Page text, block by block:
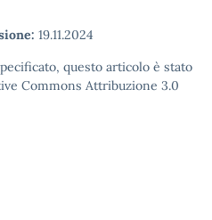
19.11.2024
questo articolo è stato
Commons Attribuzione 3.0